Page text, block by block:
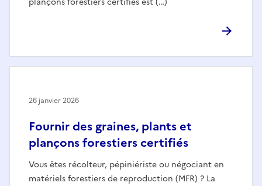
Fournir des graines, plants et
plançons forestiers certifiés
Vous êtes récolteur, pépiniériste ou négociant en
matériels forestiers de reproduction (MFR) ? La
26 janvier 2026